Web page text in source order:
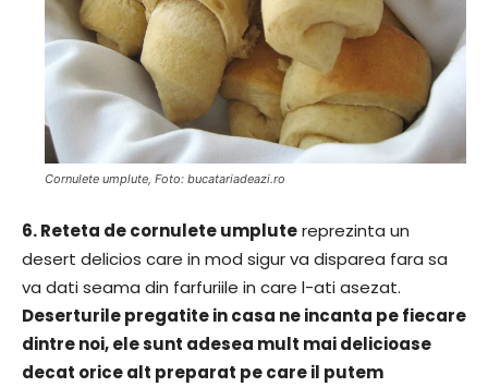
Cornulete umplute, Foto: bucatariadeazi.ro
6.Reteta de cornulete umplutereprezinta un
desert delicios care in mod sigur va disparea fara sa
va dati seama din farfuriile in care l-ati asezat.
Deserturile pregatite in casa ne incanta pe fiecare
dintre noi, ele sunt adesea mult mai delicioase
decat orice alt preparat pe care il putem